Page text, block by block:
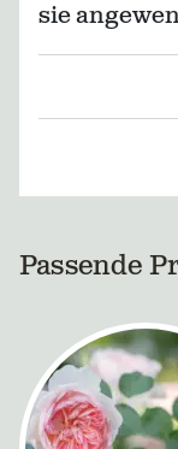
sie
Passende